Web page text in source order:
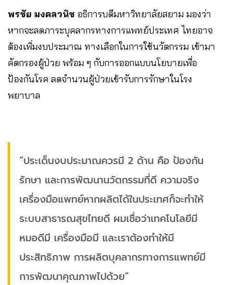
พรชัย มงคลวนิช อธิการบดีมหาวิทยาลัยสยาม มองว่า
หากจะลดภาระบุคลากรทางการแพทย์ประเทศ ไทยอาจ
ต้องเพิ่มงบประมาณ ทางเลือกในการใช้นวัตกรรม เข้ามา
คัดกรองผู้ป่วย พร้อม ๆ กับการออกแบบนโยบายเพื่อ
ป้องกันโรค ลดจำนวนผู้ป่วยเข้ารับการรักษาในโรง
พยาบาล
“ประเด็นงบประมาณควรมี 2 ด้าน คือ ป้องกัน
รักษา และการพัฒนานวัตกรรมที่ดี ความจริง
เครื่องมือแพทย์หากผลิตได้ในประเทศก็จะทำให้
ระบบสาธารณสุขไทยดี ผมเชื่อว่าเทคโนโลยีมี
หมอดีมี เครื่องมือมี และเราต้องทำให้มี
ประสิทธิภาพ การผลิตบุคลากรทางการแพทย์มี
การพัฒนาคุณภาพไปด้วย”